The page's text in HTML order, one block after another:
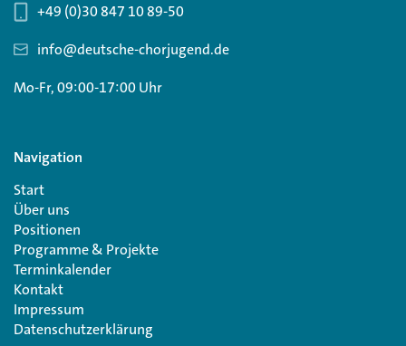
+49 (0)30 847 10 89-50
info@deutsche-chorjugend.de
Mo-Fr, 09:00-17:00 Uhr
Navigation
Start
Über uns
Positionen
Programme & Projekte
Terminkalender
Kontakt
Impressum
Datenschutzerklärung